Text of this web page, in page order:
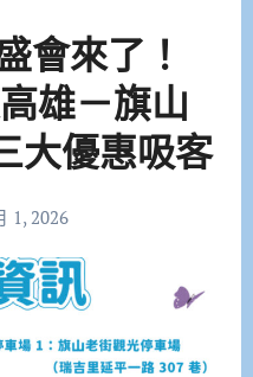
會來了！
雄－旗山
大優惠吸客
1, 2026